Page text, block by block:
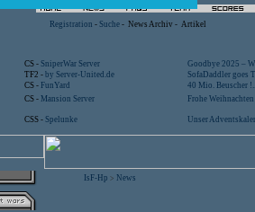
Registration - Suche - News Archiv - Artikel
CS - SniperWar Server
Goodbye 2025 –
TF2 - by Server-United.de
SofaDaddler goes
CS - FunYard
40 Mio. Beuscher
CS - Mansion Server
Frohe
CSS - Spelunke Unser
IsF-Hp > News